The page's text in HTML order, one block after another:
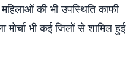
की भी उपस्थिति काफी
भी कई जिलों से शामिल हुई